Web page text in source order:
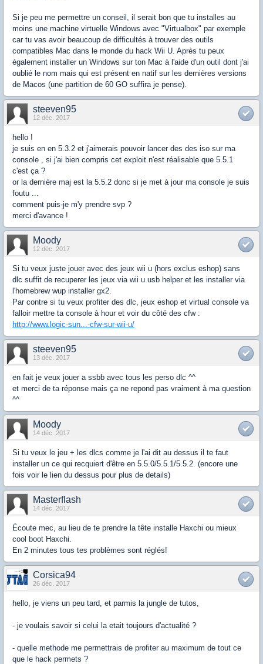
Si je peu me permettre un conseil, il serait bon que tu installes au
moins une machine virtuelle Windows avec "Virtualbox" par exemple
car tu vas avoir beaucoup de difficultés à trouver des outils
compatibles Mac dans le monde du hack Wii U. Après tu peux
également installer un Windows sur ton Mac à l'aide d'un outil dont j'ai
oublié le nom mais qui est présent en natif sur les dernières versions
de Macos (une partition de 60 GO suffira je pense).
steeven95
12 déc. 2017
hello !
je suis en en 5.3.2 et j'aimerais pouvoir lancer des des iso sur ma
console , si j'ai bien compris cet exploit n'est réalisable que 5.5.1
c'est ça ?
or la dernière maj est la 5.5.2 donc si je met à jour ma console je suis
foutu ...
comment puis-je m'y prendre svp ?
merci d'avance !
Moody
12 déc. 2017
Si tu veux juste jouer avec des jeux wii u (hors exclus eshop) sans
dlc suffit de recuperer les jeux via wii u usb helper et les installer via
l'homebrew wup installer gx2.
Par contre si tu veux profiter des dlc, jeux eshop et virtual console va
falloir mettre ta console à hour et voir du côté des cfw :
http://www.logic-sun...-cfw-sur-wii-u/
steeven95
13 déc. 2017
en fait je veux jouer a ssbb avec tous les perso dlc ^^
et merci de ta réponse mais ça ne repond pas vraiment à ma question
^^
Moody
14 déc. 2017
Si tu veux le jeu + les dlcs comme je l'ai dit au dessus il te faut
installer un ce qui recquiert d'être en 5.5.0/5.5.1/5.5.2. (encore une
fois voir le lien du dessus pour plus de details)
Masterflash
14 déc. 2017
Écoute mec, au lieu de te prendre la tête installe Haxchi ou mieux
cool boot Haxchi.
En 2 minutes tous tes problèmes sont réglés!
Corsica94
26 déc. 2017
hello, je viens un peu tard, et parmis la jungle de tutos,
- je voulais savoir si celui la etait toujours d'actualité ?
- quelle methode me permettrais de profiter au maximum de tout ce
que le hack permets ?